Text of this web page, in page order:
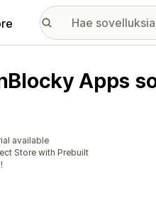
Apps
available
Store with Prebuilt